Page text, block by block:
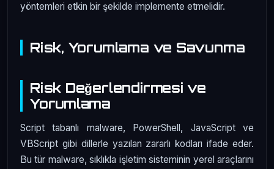
yöntemleri etkin bir şekilde implemente etmelidir.
Risk, Yorumlama ve Savunma
Risk Değerlendirmesi ve
Yorumlama
Script tabanlı malware, PowerShell, JavaScript ve
VBScript gibi dillerle yazılan zararlı kodları ifade eder.
Bu tür malware, sıklıkla işletim sisteminin yerel araçlarını